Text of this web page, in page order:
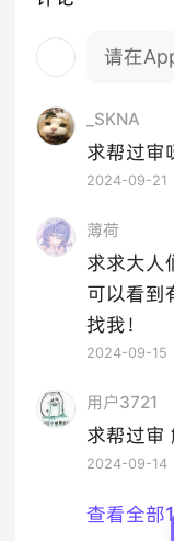
请在
_SKNA
求帮过
2024-09-21
薄荷
求求大人
可以看到
找我！
2024-09-15
用户3721
求帮过审
2024-09-14
查看全部